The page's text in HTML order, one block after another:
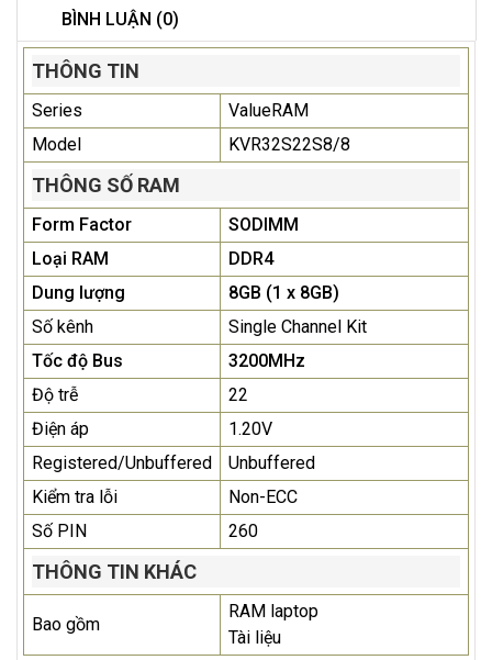
BÌNH LUẬN (0)
THÔNG TIN
Series
ValueRAM
Model
KVR32S22S8/8
THÔNG SỐ RAM
Form Factor
SODIMM
Loại RAM
DDR4
Dung lượng
8GB (1 x 8GB)
Số kênh
Single Channel Kit
Tốc độ Bus
3200MHz
Độ trễ
22
Điện áp
1.20V
Registered/Unbuffered
Unbuffered
Kiểm tra lỗi
Non-ECC
Số PIN
260
THÔNG TIN KHÁC
Bao gồm
RAM laptop
Tài liệu